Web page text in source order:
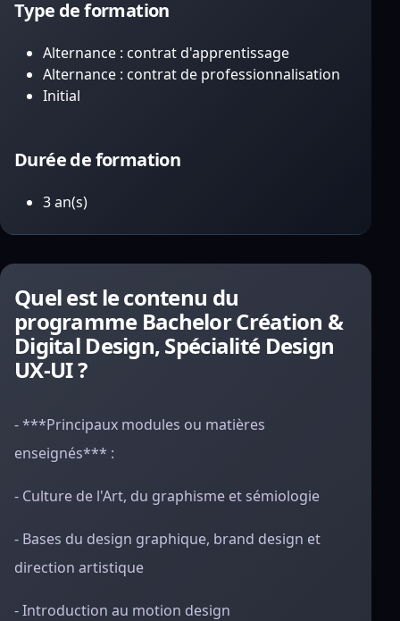
Type de formation
Alternance : contrat d'apprentissage
Alternance : contrat de professionnalisation
Initial
Durée de formation
3 an(s)
Quel est le contenu du
programme Bachelor Création &
Digital Design, Spécialité Design
UX-UI ?
- ***Principaux modules ou matières
enseignés*** :
- Culture de l'Art, du graphisme et sémiologie
- Bases du design graphique, brand design et
direction artistique
- Introduction au motion design